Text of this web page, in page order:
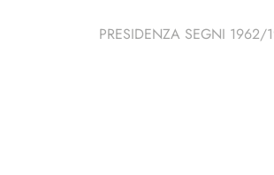
PRESIDENZA SEGNI 1962/